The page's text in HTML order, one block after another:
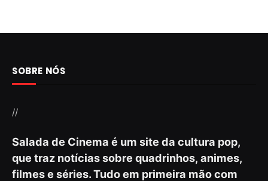
SOBRE NÓS
//
Salada de Cinema é um site da cultura pop,
que traz notícias sobre quadrinhos, animes,
filmes e séries. Tudo em primeira mão com